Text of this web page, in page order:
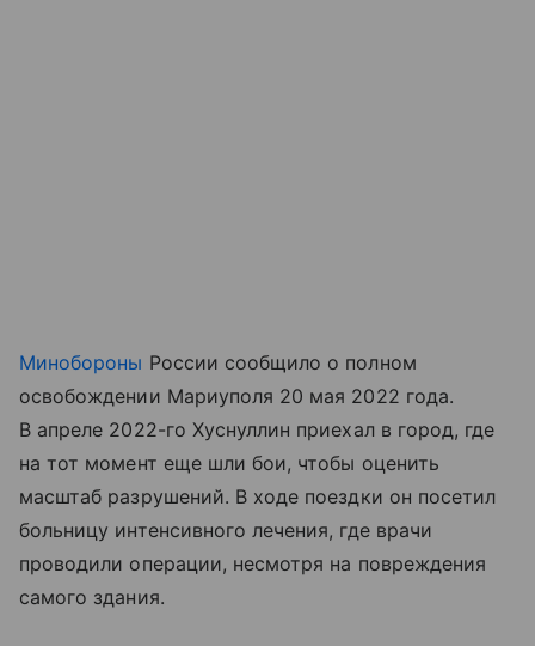
Минобороны России сообщило о полном
освобождении Мариуполя 20 мая 2022 года.
В апреле 2022-го Хуснуллин приехал в город, где
на тот момент еще шли бои, чтобы оценить
масштаб разрушений. В ходе поездки он посетил
больницу интенсивного лечения, где врачи
проводили операции, несмотря на повреждения
самого здания.